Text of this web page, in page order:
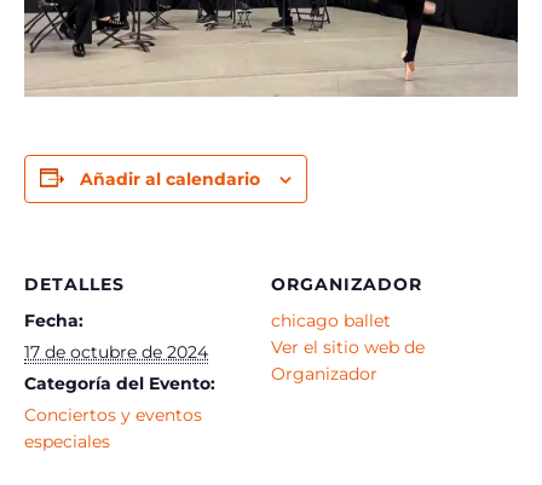
Añadir al calendario
DETALLES
Fecha:
17 de octubre de 2024
Categoría del Evento:
Conciertos y eventos
especiales
ORGANIZADOR
chicago ballet
Ver el sitio web de
Organizador